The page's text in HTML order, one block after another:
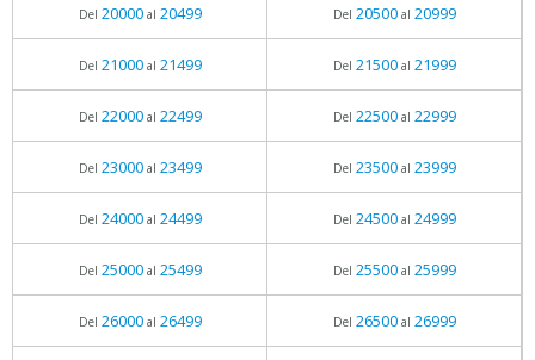
Del 20000al 20499 Del 20500al 20999
Del 21000al 21499 Del 21500al 21999
Del 22000al 22499 Del 22500al 22999
Del 23000al 23499 Del 23500al 23999
Del 24000al 24499 Del 24500al 24999
Del 25000al 25499 Del 25500al 25999
Del 26000al 26499 Del 26500al 26999